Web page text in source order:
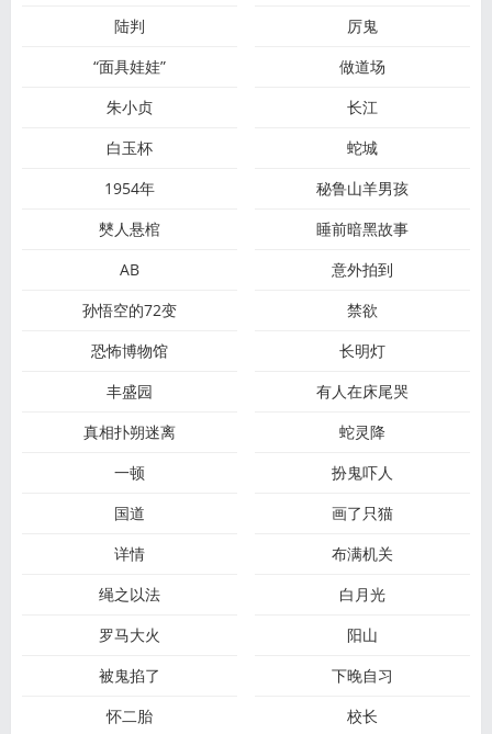
陆判
厉鬼
“面具娃娃”
做道场
朱小贞
长江
白玉杯
蛇城
1954年
秘鲁山羊男孩
僰人悬棺
睡前暗黑故事
AB
意外拍到
孙悟空的72变
禁欲
恐怖博物馆
长明灯
丰盛园
有人在床尾哭
真相扑朔迷离
蛇灵降
一顿
扮鬼吓人
国道
画了只猫
详情
布满机关
绳之以法
白月光
罗马大火
阳山
被鬼掐了
下晚自习
怀二胎
校长